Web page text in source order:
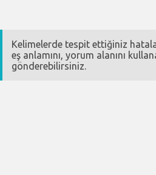
Kelimelerde tespit ettiğiniz
eş anlamını, yorum alanını
gönderebilirsiniz.